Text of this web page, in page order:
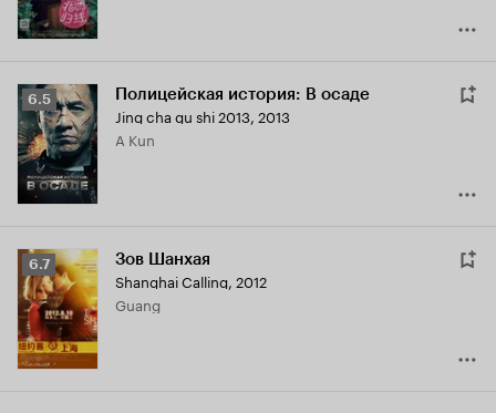
Рейтинг
Кинопоиска
6.5
6.5 Полицейская история: В осаде
Jing cha gu shi 2013, 2013
A Kun
Рейтинг
Кинопоиска
6.7
6.7 Зов Шанхая
Shanghai Calling, 2012
Guang